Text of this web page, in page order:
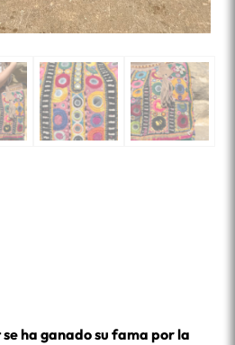
ha ganado su fama por la